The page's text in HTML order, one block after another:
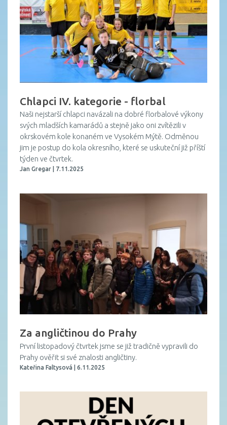
Chlapci IV. kategorie - florbal
Naši nejstarší chlapci navázali na dobré florbalové výkony
svých mladších kamarádů a stejně jako oni zvítězili v
okrskovém kole konaném ve Vysokém Mýtě. Odměnou
jim je postup do kola okresního, které se uskuteční již příští
týden ve čtvrtek.
Jan Gregar | 7.11.2025
Za angličtinou do Prahy
První listopadový čtvrtek jsme se již tradičně vypravili do
Prahy ověřit si své znalosti angličtiny.
Kateřina Faltysová | 6.11.2025